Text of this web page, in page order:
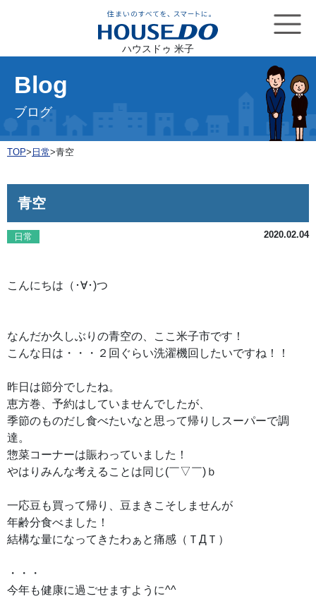
ハウスドゥ 米子
Blog
ブログ
TOP> 日常>青空
青空
日常 2020.02.04
こんにちは（･∀･)つ
なんだか久しぶりの青空の、ここ米子市です！
こんな日は・・・２回ぐらい洗濯機回したいですね！！
昨日は節分でしたね。
恵方巻、予約はしていませんでしたが、
季節のものだし食べたいなと思って帰りしスーパーで調
達。
惣菜コーナーは賑わっていました！
やはりみんな考えることは同じ(￣▽￣)ｂ
一応豆も買って帰り、豆まきこそしませんが
年齢分食べました！
結構な量になってきたわぁと痛感（ＴДＴ）
・・・
今年も健康に過ごせますように^^